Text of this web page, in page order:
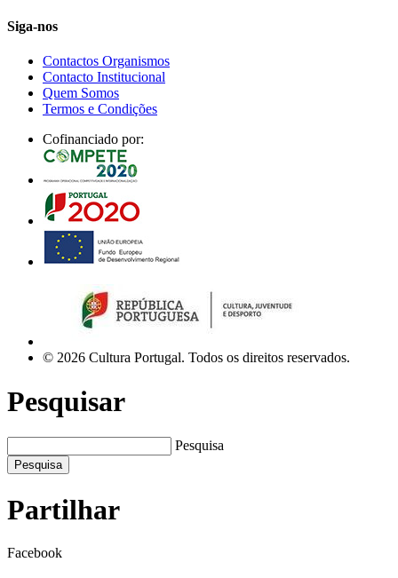
Siga-nos
Contactos Organismos
Contacto Institucional
Quem Somos
Termos e Condições
Cofinanciado por:
© 2026 Cultura Portugal. Todos os direitos reservados.
Pesquisar
Pesquisa
Pesquisa
Partilhar
Facebook